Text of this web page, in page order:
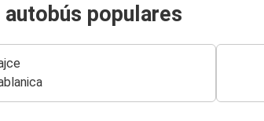
autobús populares